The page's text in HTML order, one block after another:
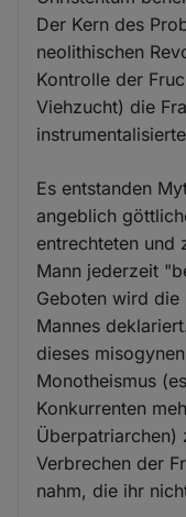
Der Kern des
neolithischen
Kontrolle der
Viehzucht) die
Es entstanden
angeblich
entrechteten und
Mann jederzeit
Geboten wird die
Mannes
dieses
Monotheismus
Konkurrenten
Überpatriarchen)
Verbrechen der
nahm, die ihr